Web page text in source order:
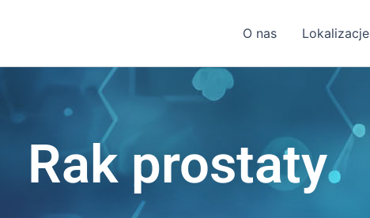
O nas Lokalizacje
Rak prostaty